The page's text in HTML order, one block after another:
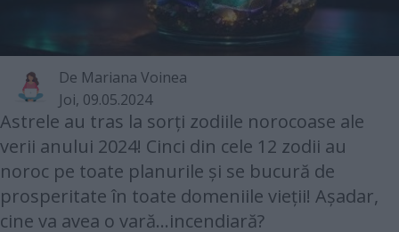
De Mariana Voinea
Joi, 09.05.2024
Astrele au tras la sorți zodiile norocoase ale
verii anului 2024! Cinci din cele 12 zodii au
noroc pe toate planurile și se bucură de
prosperitate în toate domeniile vieții! Așadar,
cine va avea o vară...incendiară?